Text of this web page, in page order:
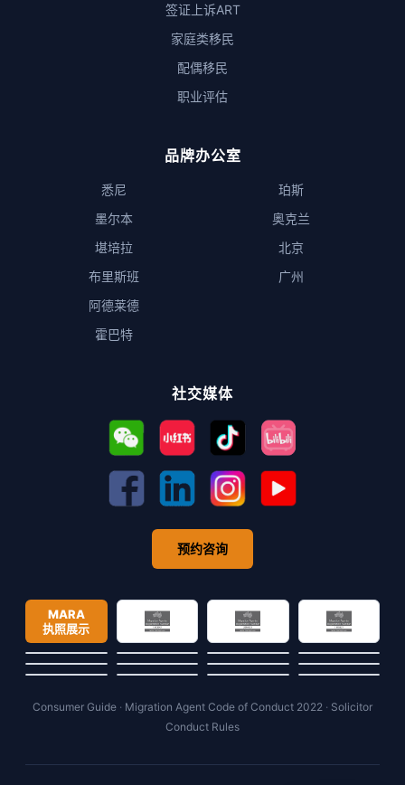
签证上诉ART
家庭类移民
配偶移民
职业评估
品牌办公室
悉尼
墨尔本
堪培拉
布里斯班
阿德莱德
霍巴特
珀斯
奥克兰
北京
广州
社交媒体
预约咨询
MARA
执照展示
Consumer Guide · Migration Agent Code of Conduct 2022 · Solicitor
Conduct Rules